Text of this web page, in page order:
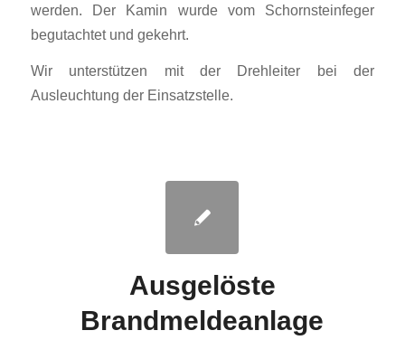
werden. Der Kamin wurde vom Schornsteinfeger
begutachtet und gekehrt.
Wir unterstützen mit der Drehleiter bei der
Ausleuchtung der Einsatzstelle.
Ausgelöste
Brandmeldeanlage